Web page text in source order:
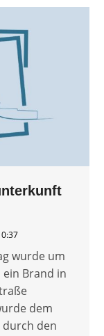
wurde um
Brand in
dem
den